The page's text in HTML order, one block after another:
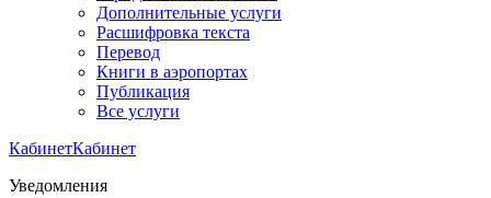
Дополнительные услуги
Расшифровка текста
Перевод
Книги в аэропортах
Публикация
Все услуги
КабинетКабинет
Уведомления